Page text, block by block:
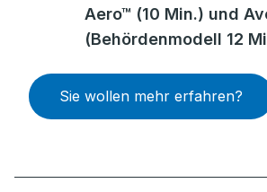
Aero™ (10 Min.) und
(Behördenmodell 12
Sie wollen mehr erfahren?